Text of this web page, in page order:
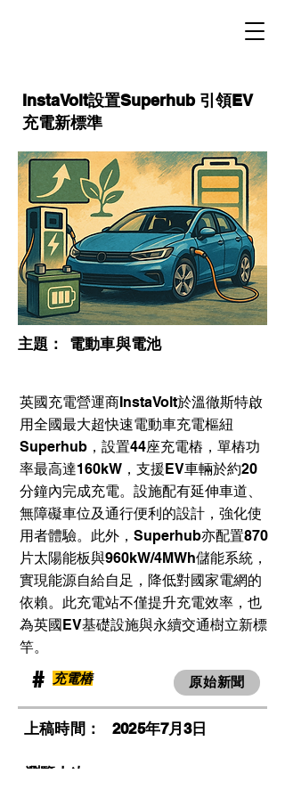
InstaVolt設置Superhub 引領EV
充電新標準
​主題： 電動車與電池
英國充電營運商InstaVolt於溫徹斯特啟
用全國最大超快速電動車充電樞紐
Superhub，設置44座充電樁，單樁功
率最高達160kW，支援EV車輛於約20
分鐘內完成充電。設施配有延伸車道、
無障礙車位及通行便利的設計，強化使
用者體驗。此外，Superhub亦配置870
片太陽能板與960kW/4MWh儲能系統，
實現能源自給自足，降低對國家電網的
依賴。此充電站不僅提升充電效率，也
為英國EV基礎設施與永續交通樹立新標
竿。
​# 充電樁 原始新聞
​上稿時間： 2025年7月3日
​瀏覽人次：